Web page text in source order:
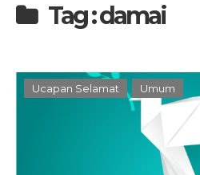
Tag : damai
Ucapan Selamat Umum